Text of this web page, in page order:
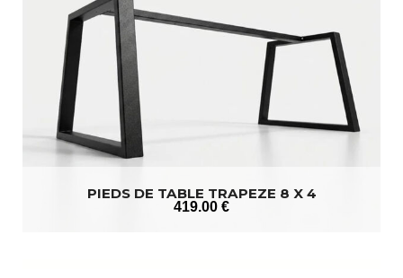
PIEDS DE TABLE TRAPEZE 8 X 4
419.00 €